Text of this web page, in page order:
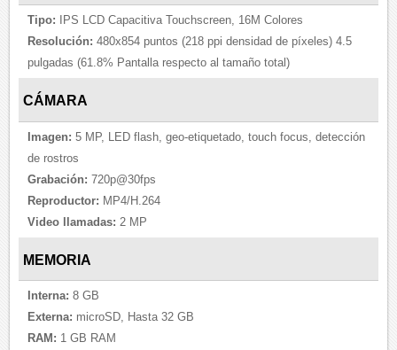
Tipo: IPS LCD Capacitiva Touchscreen, 16M Colores
Resolución: 480x854 puntos (218 ppi densidad de píxeles) 4.5
pulgadas (61.8% Pantalla respecto al tamaño total)
CÁMARA
Imagen: 5 MP, LED flash, geo-etiquetado, touch focus, detección
de rostros
Grabación: 720p@30fps
Reproductor: MP4/H.264
Video llamadas: 2 MP
MEMORIA
Interna: 8 GB
Externa: microSD, Hasta 32 GB
RAM: 1 GB RAM